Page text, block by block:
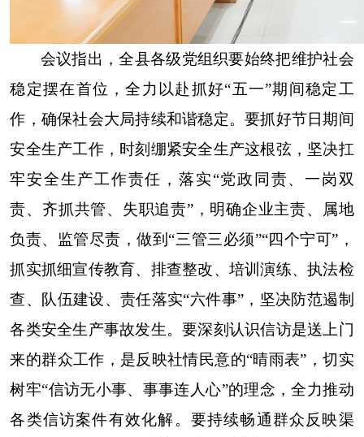
会议指出，全县各级党组织要始终把维护社会
稳定摆在首位，全力以赴抓好“五一”期间稳定工
作，确保社会大局持续和谐稳定。要抓好节日期间
安全生产工作，时刻绷紧安全生产这根弦，坚决扛
牢安全生产工作责任，落实“党政同责、一岗双
责、齐抓共管、失职追责”，明确企业主责、属地
负责、监管尽责，做到“三管三必须”“四个宁可”，
抓实抓细宣传教育、排查整改、培训演练、执法检
查、队伍建设、责任落实“六件事”，坚决防范遏制
各类安全生产事故发生。要深刻认识信访是送上门
来的群众工作，是反映社情民意的“晴雨表”，切实
树牢“信访无小事、事事连人心”的理念，全力推动
各类信访案件有效化解。要持续畅通群众反映渠